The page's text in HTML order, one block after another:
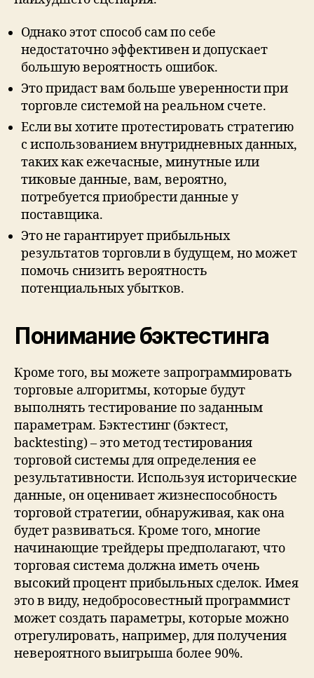
Однако этот способ сам по себе
недостаточно эффективен и допускает
большую вероятность ошибок.
Это придаст вам больше уверенности при
торговле системой на реальном счете.
Если вы хотите протестировать стратегию
с использованием внутридневных данных,
таких как ежечасные, минутные или
тиковые данные, вам, вероятно,
потребуется приобрести данные у
поставщика.
Это не гарантирует прибыльных
результатов торговли в будущем, но может
помочь снизить вероятность
потенциальных убытков.
Понимание бэктестинга
Кроме того, вы можете запрограммировать
торговые алгоритмы, которые будут
выполнять тестирование по заданным
параметрам. Бэктестинг (бэктест,
backtesting) – это метод тестирования
торговой системы для определения ее
результативности. Используя исторические
данные, он оценивает жизнеспособность
торговой стратегии, обнаруживая, как она
будет развиваться. Кроме того, многие
начинающие трейдеры предполагают, что
торговая система должна иметь очень
высокий процент прибыльных сделок. Имея
это в виду, недобросовестный программист
может создать параметры, которые можно
отрегулировать, например, для получения
невероятного выигрыша более 90%.